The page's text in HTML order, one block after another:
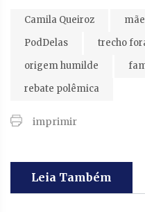
Camila Queiroz mãe
PodDelas
trecho
origem humilde
rebate polêmica
imprimir
Leia Também